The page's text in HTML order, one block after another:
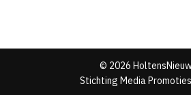
© 2026
Stichting Media